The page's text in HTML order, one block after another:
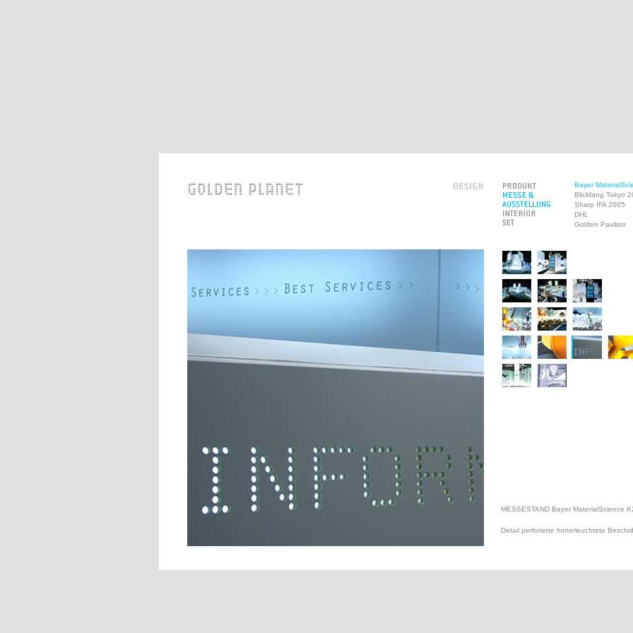
Bayer
Blickfang Tokyo
Sharp IFA 2005
DHL
Golden Pavilion
MESSESTAND Bayer MaterialScience
Detail perforierte hinterleuchtete